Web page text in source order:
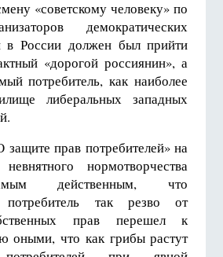
«советскому человеку» по
демократических
в России должен был прийти
«дорогой россиянин», а
потребитель, как наиболее
либеральных западных
защите прав потребителей» на
нормотворчества
действенным, что
потребитель так резво от
прав перешел к
оными, что как грибы растут